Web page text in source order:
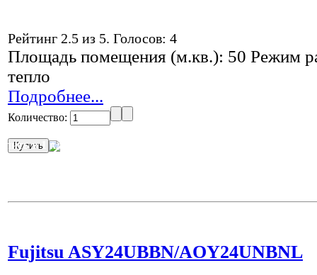
Рейтинг 2.5 из 5. Голосов: 4
Площадь помещения (м.кв.): 50 Режим
тепло
Подробнее...
Количество:
в 1 клик
Fujitsu ASY24UBBN/AOY24UNBNL